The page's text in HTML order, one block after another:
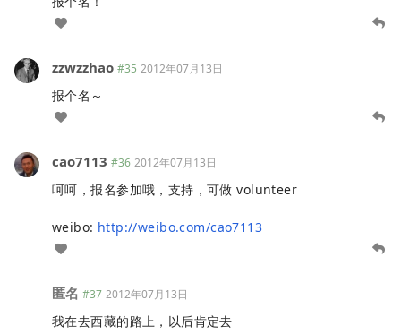
zzwzzhao #35 2012年07月13日
报个名～
cao7113 #36 2012年07月13日
呵呵，报名参加哦，支持，可做 volunteer
weibo: http://weibo.com/cao7113
匿名 #37 2012年07月13日
我在去西藏的路上，以后肯定去